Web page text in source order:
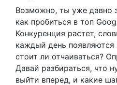
Возможно, ты уже давно
как пробиться в топ
Конкуренция растет,
каждый день
стоит ли отчаиваться?
Давай разбираться, что
выйти вперед, и какие